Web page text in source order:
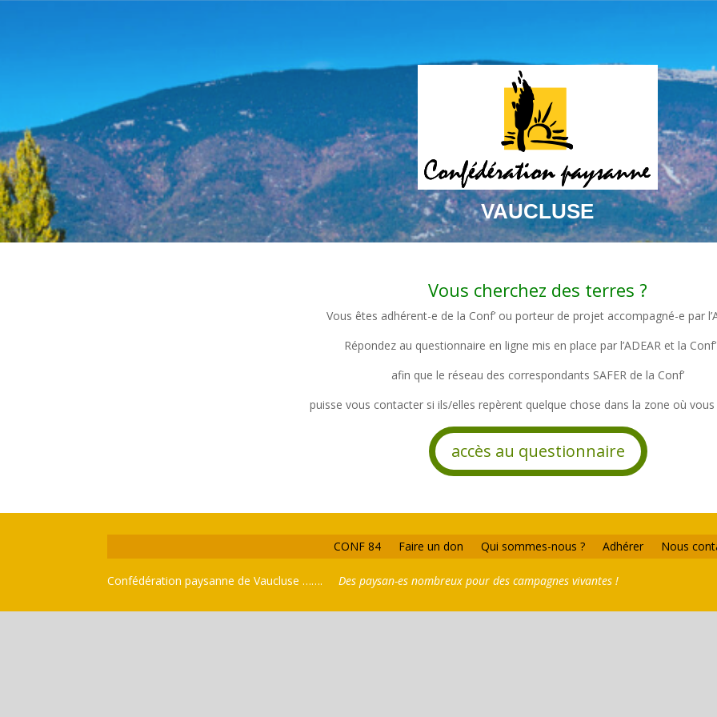
VAUCLUSE
Vous cherchez des terres ?
Vous êtes adhérent-e de la Conf’ ou porteur de projet accompagné-e par
Répondez au questionnaire en ligne mis en place par l’ADEAR et la
afin que le réseau des correspondants SAFER de la Conf’
puisse vous contacter si ils/elles repèrent quelque chose dans la zone où vous
accès au questionnaire
CONF 84 Faire un don Qui sommes-nous ? Adhérer Nous
Confédération paysanne de Vaucluse …….Des paysan-es nombreux pour des campagnes vivantes !